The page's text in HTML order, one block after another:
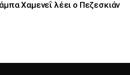
Χαμενεΐ λέει ο Πεζεσκιάν